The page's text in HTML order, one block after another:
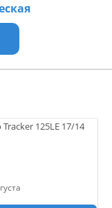
125LE 17/14